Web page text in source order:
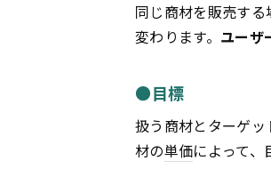
同じ商材を販売する
変わります。 ユーザ
●目標
扱う商材とターゲッ
材の単価によって、